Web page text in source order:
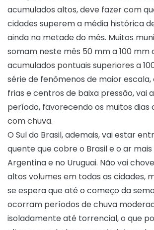
acumulados altos, deve fazer com
cidades superem a média histórica
ainda na metade do mês. Muitos
somam neste mês 50 mm a 100 mm
acumulados pontuais superiores a
série de fenômenos de maior
frias e centros de baixa pressão, vai
período, favorecendo os muitos dias
com chuva.
O Sul do Brasil, ademais, vai estar
quente que cobre o Brasil e o ar
Argentina e no Uruguai. Não vai
altos volumes em todas as cidades,
se espera que até o começo da
ocorram períodos de chuva
isoladamente até torrencial, o que